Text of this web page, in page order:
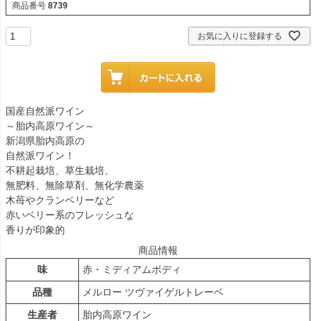
商品番号 8739
お気に入りに登録する
国産自然派ワイン
～胎内高原ワイン～
新潟県胎内高原の
自然派ワイン！
不耕起栽培、草生栽培、
無肥料、無除草剤、無化学農薬
木苺やクランベリーなど
赤いベリー系のフレッシュな
香りが印象的
商品情報
味
赤・ミディアムボディ
品種
メルロー ツヴァイゲルトレーベ
生産者
胎内高原ワイン